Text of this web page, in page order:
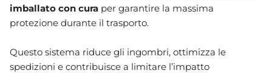
imballato con cura per garantire la massima
protezione durante il trasporto.
Questo sistema riduce gli ingombri, ottimizza le
spedizioni e contribuisce a limitare l’impatto